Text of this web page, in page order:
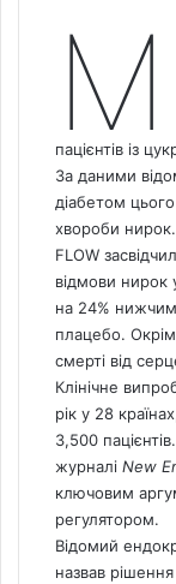
М
пацієнтів із
За даними
діабетом
хвороби
FLOW
відмови нирок
на 24%
плацебо.
смерті від
Клінічне
рік у 28
3,500
журналі New
ключовим
регулятором.
Відомий
назвав